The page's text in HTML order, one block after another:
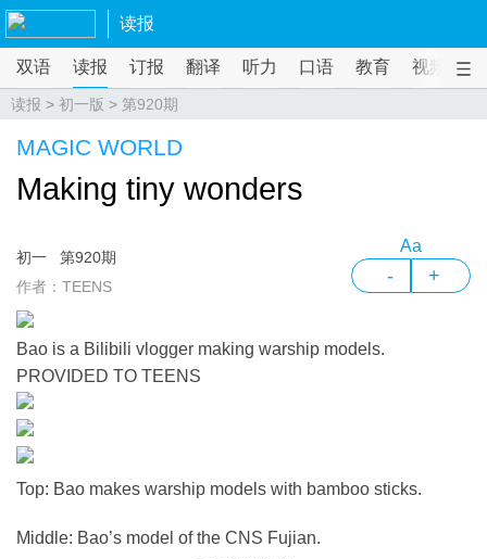
读报
双语 读报 订报 翻译 听力 口语 教育 视频
读报 > 初一版 > 第920期
MAGIC WORLD
Making tiny wonders
初一
第920期
作者：TEENS
Aa
- +
Bao is a Bilibili vlogger making warship models.
PROVIDED TO TEENS
Top: Bao makes warship models with bamboo sticks.
Middle: Bao’s model of the CNS Fujian.